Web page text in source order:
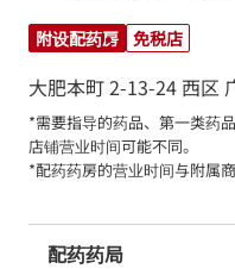
附设配药房 免税店
大肥本町 2-13-24 西区
*需要指导的药品、第一类药
店铺营业时间可能不同。
*配药药房的营业时间与附属
配药药局